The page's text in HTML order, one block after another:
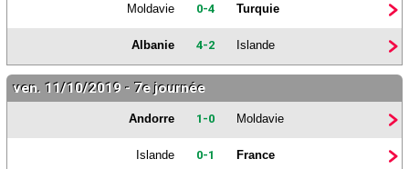
Moldavie 0-4 Turquie
Albanie 4-2 Islande
ven. 11/10/2019 - 7e journée
Andorre 1-0 Moldavie
Islande 0-1 France